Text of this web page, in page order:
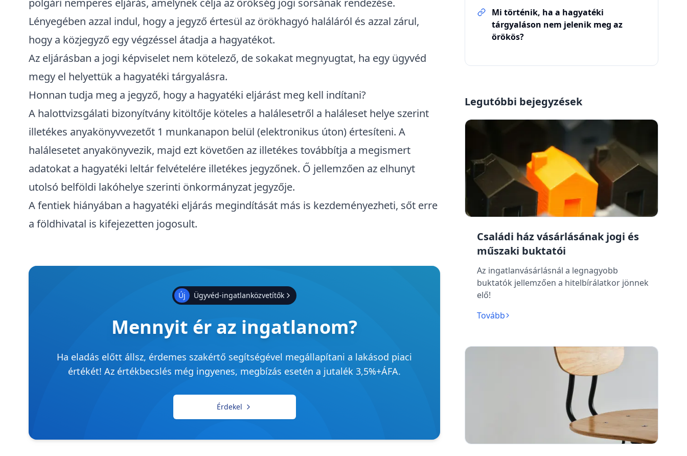
polgári nemperes eljárás, amelynek célja az örökség jogi sorsának rendezése.
Lényegében azzal indul, hogy a jegyző értesül az örökhagyó haláláról és azzal zárul,
hogy a közjegyző egy végzéssel átadja a hagyatékot.
Az eljárásban a jogi képviselet nem kötelező, de sokakat megnyugtat, ha egy ügyvéd
megy el helyettük a hagyatéki tárgyalásra.
Honnan tudja meg a jegyző, hogy a hagyatéki eljárást meg kell indítani?
A halottvizsgálati bizonyítvány kitöltője köteles a halálesetről a haláleset helye szerint
illetékes anyakönyvvezetőt 1 munkanapon belül (elektronikus úton) értesíteni. A
halálesetet anyakönyvezik, majd ezt követően az illetékes továbbítja a megismert
adatokat a hagyatéki leltár felvételére illetékes jegyzőnek. Ő jellemzően az elhunyt
utolsó belföldi lakóhelye szerinti önkormányzat jegyzője.
A fentiek hiányában a hagyatéki eljárás megindítását más is kezdeményezheti, sőt erre
a földhivatal is kifejezetten jogosult.
Új Ügyvéd-ingatlanközvetítők
Mennyit ér az ingatlanom?
Ha eladás előtt állsz, érdemes szakértő segítségével megállapítani a lakásod piaci
értékét! Az értékbecslés még ingyenes, megbízás esetén a jutalék 3,5%+ÁFA.
Érdekel
Mi történik, ha a hagyatéki
tárgyaláson nem jelenik meg az
örökös?
Legutóbbi bejegyzések
Családi ház vásárlásának jogi és
műszaki buktatói
Az ingatlanvásárlásnál a legnagyobb
buktatók jellemzően a hitelbírálatkor jönnek
elő!
Tovább